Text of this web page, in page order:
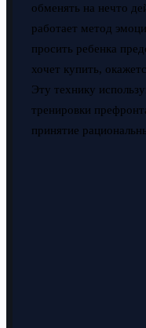
обменять на нечто
работает метод
просить ребенка
хочет купить,
Эту технику
тренировки
принятие